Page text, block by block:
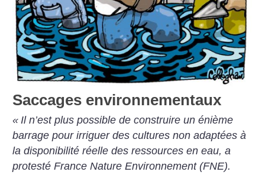
Saccages environnementaux
« Il n’est plus possible de construire un énième
barrage pour irriguer des cultures non adaptées à
la disponibilité réelle des ressources en eau, a
protesté France Nature Environnement (FNE).